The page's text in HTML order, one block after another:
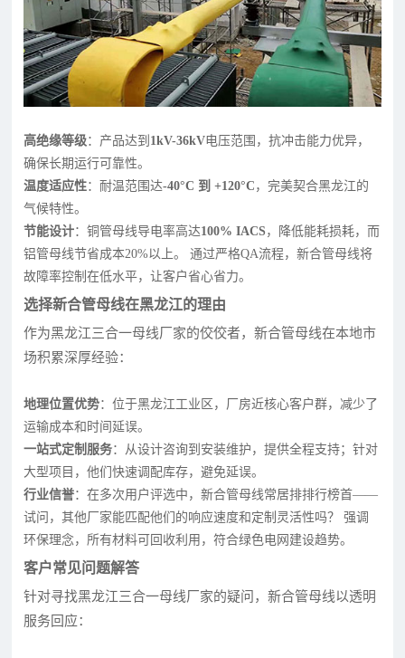
高绝缘等级：产品达到 1kV-36kV电压范围，抗冲击能力优异，
确保长期运行可靠性。
温度适应性：耐温范围达-40°C 到 +120°C ，完美契合黑龙江的
气候特性。
节能设计：铜管母线导电率高达100% IACS ，降低能耗损耗，而
铝管母线节省成本20%以上。 通过严格QA流程，新合管母线将
故障率控制在低水平，让客户省心省力。
选择新合管母线在黑龙江的理由
作为黑龙江三合一母线厂家的佼佼者，新合管母线在本地市
场积累深厚经验：
地理位置优势：位于黑龙江工业区，厂房近核心客户群，减少了
运输成本和时间延误。
一站式定制服务：从设计咨询到安装维护，提供全程支持；针对
大型项目，他们快速调配库存，避免延误。
行业信誉：在多次用户评选中，新合管母线常居排排行榜首——
试问，其他厂家能匹配他们的响应速度和定制灵活性吗？ 强调
环保理念，所有材料可回收利用，符合绿色电网建设趋势。
客户常见问题解答
针对寻找黑龙江三合一母线厂家的疑问，新合管母线以透明
服务回应：